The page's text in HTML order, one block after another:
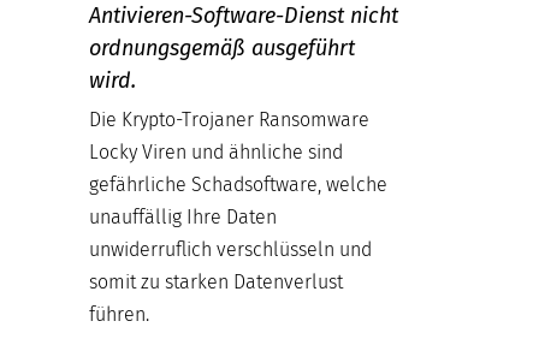
Antivieren-Software-Dienst nicht
ordnungsgemäß ausgeführt
wird.
Die Krypto-Trojaner Ransomware
Locky Viren und ähnliche sind
gefährliche Schadsoftware, welche
unauffällig Ihre Daten
unwiderruflich verschlüsseln und
somit zu starken Datenverlust
führen.